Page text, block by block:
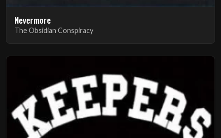
Nevermore
The Obsidian Conspiracy